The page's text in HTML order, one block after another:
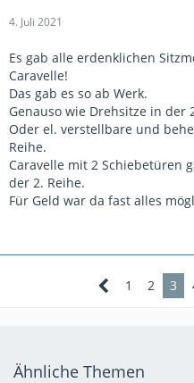
4. Juli 2021
Es gab alle erdenklichen
Caravelle!
Das gab es so ab Werk.
Genauso wie Drehsitze in der
Oder el. verstellbare und
Reihe.
Caravelle mit 2 Schiebetüren
der 2. Reihe.
Für Geld war da fast alles
1 2 3
Ähnliche Themen